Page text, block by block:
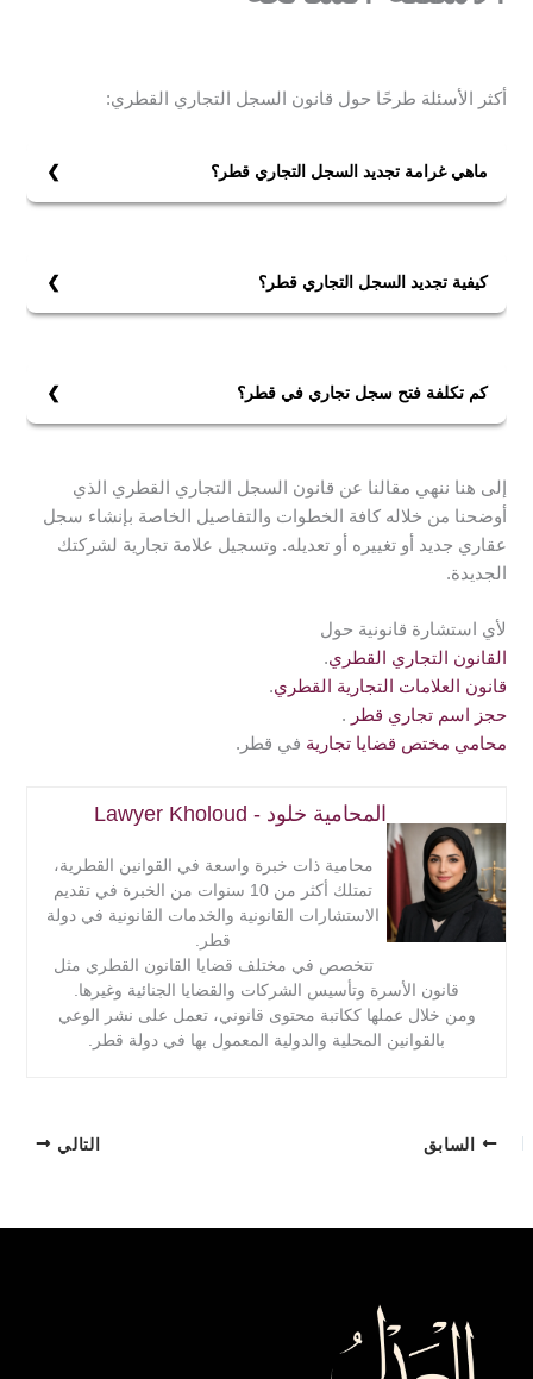
أكثر الأسئلة طرحًا حول قانون السجل التجاري القطري:
ماهي غرامة تجديد السجل التجاري قطر؟
كيفية تجديد السجل التجاري قطر؟
لمدة سريان السجل التجاري. وأعلنت وزارة التجارة
كم تكلفة فتح سجل تجاري في قطر؟
بشكل عام، تتراوح تكلفة فتح السجل التجاري بين 1000 إلى
3000 ريال قطري تقريبًا. تتضمن هذه التكلفة رسوم التسجيل
الأولي، إضافة إلى رسوم أخرى قد تشمل خدمات إضافية مثل
حجز الاسم التجاري وتجهيز المستندات.
إلى هنا ننهي مقالنا عن قانون السجل التجاري القطري الذي
أوضحنا من خلاله كافة الخطوات والتفاصيل الخاصة بإنشاء سجل
عقاري جديد أو تغييره أو تعديله. وتسجيل علامة تجارية لشركتك
الجديدة.
لأي استشارة قانونية حول
القانون التجاري القطري.
قانون العلامات التجارية القطري.
حجز اسم تجاري قطر .
محامي مختص قضايا تجارية في قطر.
المحامية خلود - Lawyer Kholoud
محامية ذات خبرة واسعة في القوانين القطرية،
تمتلك أكثر من 10 سنوات من الخبرة في تقديم
الاستشارات القانونية والخدمات القانونية في دولة
قطر.
تتخصص في مختلف قضايا القانون القطري مثل
قانون الأسرة وتأسيس الشركات والقضايا الجنائية وغيرها.
ومن خلال عملها ككاتبة محتوى قانوني، تعمل على نشر الوعي
بالقوانين المحلية والدولية المعمول بها في دولة قطر.
السابق التالي